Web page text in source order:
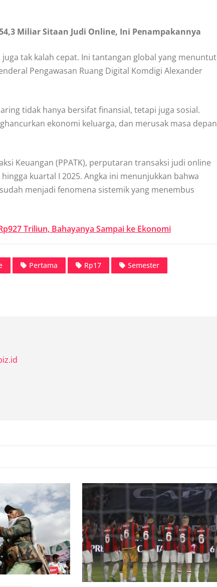
Miliar Sitaan Judi Online, Ini Penampakannya
tak kalah cepat. Ini tantangan global yang menuntut
Pengawasan Ruang Digital Komdigi Alexander
tidak hanya bersifat finansial, tetapi juga sosial.
ekonomi keluarga, dan merusak masa depan
Keuangan (PPATK), perputaran transaksi judi online
kuartal I 2025. Angka ini menunjukkan bahwa
menjadi fenomena sistemik yang menembus
Triliun, Bahayanya Sampai ke Ekonomi
Pertama Rp17
Semester